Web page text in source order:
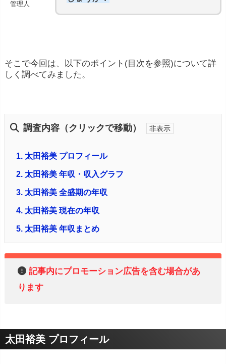
管理人
そこで今回は、以下のポイント(目次を参照)について詳
しく調べてみました。
調査内容（クリックで移動）
1. 太田裕美 プロフィール
2. 太田裕美 年収・収入グラフ
3. 太田裕美 全盛期の年収
4. 太田裕美 現在の年収
5. 太田裕美 年収まとめ
記事内にプロモーション広告を含む場合があ
ります
太田裕美 プロフィール